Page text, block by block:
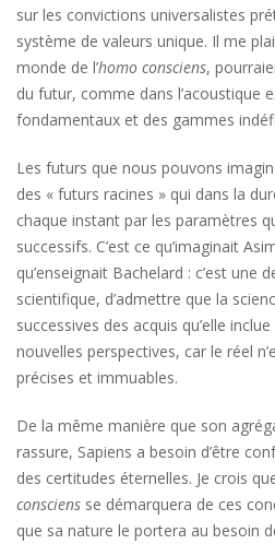
sur les convictions universalistes
système de valeurs unique. Il me
monde de l’homo consciens,
du futur, comme dans l’acoustique
fondamentaux et des gammes
Les futurs que nous pouvons
des « futurs racines » qui dans la
chaque instant par les paramètres
successifs. C’est ce qu’imaginait
qu’enseignait Bachelard : c’est une
scientifique, d’admettre que la
successives des acquis qu’elle
nouvelles perspectives, car le réel
précises et immuables.
De la même manière que son
rassure, Sapiens a besoin d’être
des certitudes éternelles. Je crois
consciens se démarquera de ces
que sa nature le portera au besoin